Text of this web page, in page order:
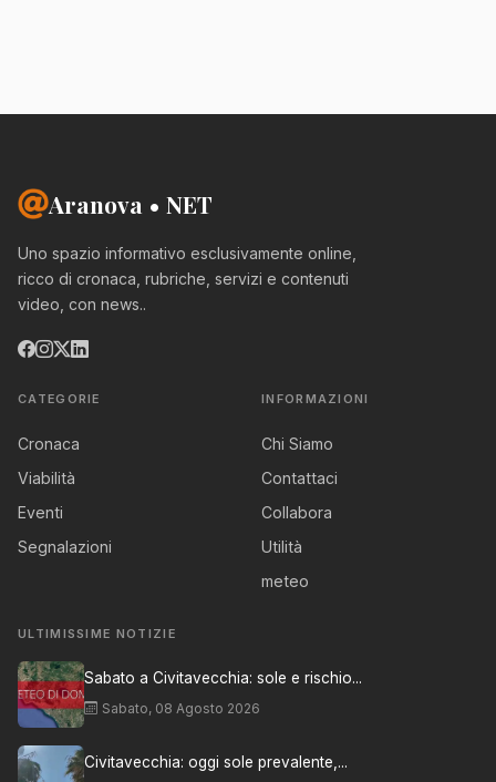
Aranova • NET
Uno spazio informativo esclusivamente online,
ricco di cronaca, rubriche, servizi e contenuti
video, con news..
CATEGORIE
Cronaca
Viabilità
Eventi
Segnalazioni
INFORMAZIONI
Chi Siamo
Contattaci
Collabora
Utilità
meteo
ULTIMISSIME NOTIZIE
Sabato a Civitavecchia: sole e rischio...
Sabato, 08 Agosto 2026
Civitavecchia: oggi sole prevalente,...